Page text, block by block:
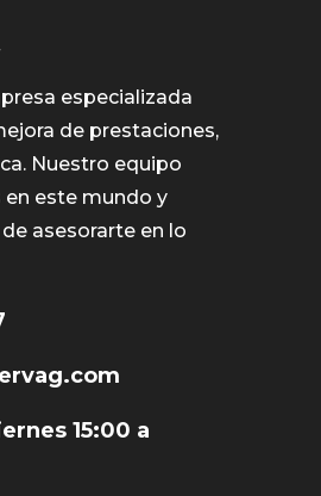
especializada
de prestaciones,
Nuestro equipo
en este mundo y
asesorarte en lo
15:00 a